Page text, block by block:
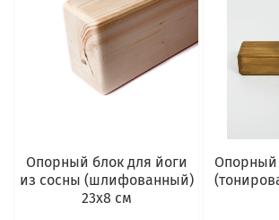
Опорный блок для йоги
из сосны (шлифованный)
23х8 см
Опорный